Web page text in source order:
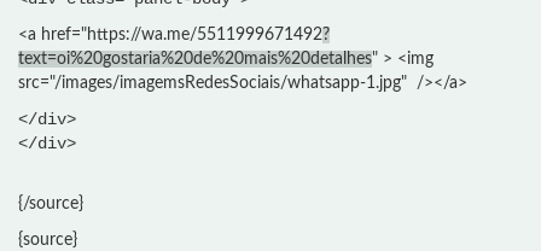
<a href="https://wa.me/5511999671492?
text=oi%20gostaria%20de%20mais%20detalhes" > <img
src="/images/imagemsRedesSociais/whatsapp-1.jpg" /></a>
</div>
</div>
{/source}
{source}